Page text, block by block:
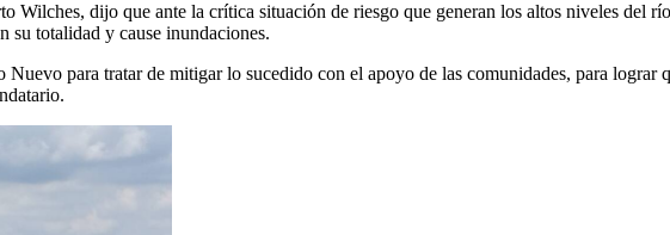
Wilches, dijo que ante la crítica situación de riesgo que generan los altos niveles del
su totalidad y cause inundaciones.
para tratar de mitigar lo sucedido con el apoyo de las comunidades, para lograr